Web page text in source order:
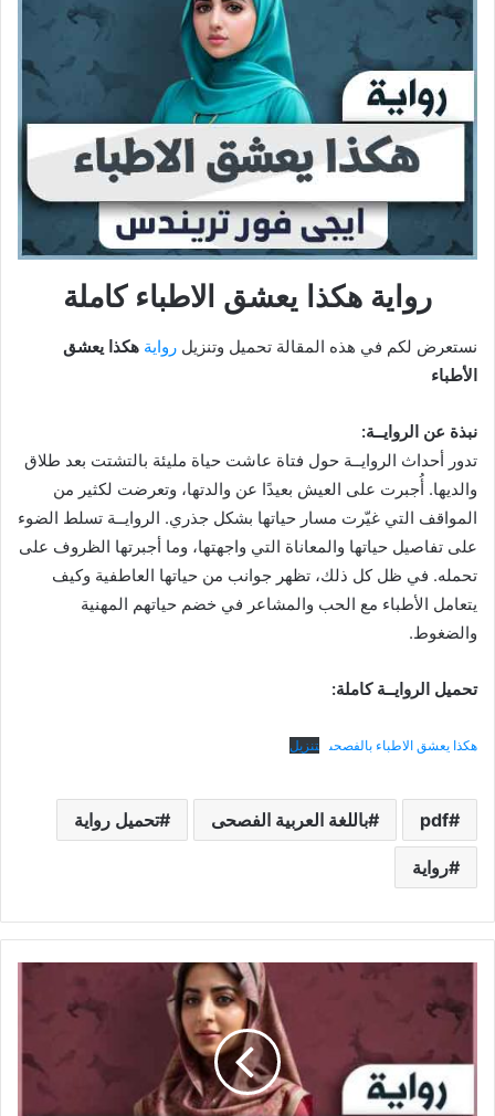
رواية هكذا يعشق الاطباء كاملة
نستعرض لكم في هذه المقالة تحميل وتنزيل رواية هكذا يعشق
الأطباء
نبذة عن الروايــة:
تدور أحداث الروايــة حول فتاة عاشت حياة مليئة بالتشتت بعد طلاق
والديها. أُجبرت على العيش بعيدًا عن والدتها، وتعرضت لكثير من
المواقف التي غيّرت مسار حياتها بشكل جذري. الروايــة تسلط الضوء
على تفاصيل حياتها والمعاناة التي واجهتها، وما أجبرتها الظروف على
تحمله. في ظل كل ذلك، تظهر جوانب من حياتها العاطفية وكيف
يتعامل الأطباء مع الحب والمشاعر في خضم حياتهم المهنية
والضغوط.
تحميل الروايــة كاملة:
هكذا يعشق الاطباء بالفصحى تنزيل
pdf باللغة العربية الفصحى تحميل رواية
رواية